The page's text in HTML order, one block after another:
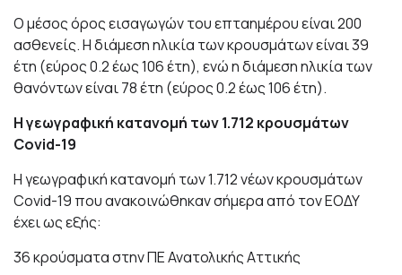
Ο μέσος όρος εισαγωγών του επταημέρου είναι 200
ασθενείς. Η διάμεση ηλικία των κρουσμάτων είναι 39
έτη (εύρος 0.2 έως 106 έτη), ενώ η διάμεση ηλικία των
θανόντων είναι 78 έτη (εύρος 0.2 έως 106 έτη).
Η γεωγραφική κατανομή των 1.712 κρουσμάτων
Covid-19
Η γεωγραφική κατανομή των 1.712 νέων κρουσμάτων
Covid-19 που ανακοινώθηκαν σήμερα από τον ΕΟΔΥ
έχει ως εξής:
36 κρούσματα στην ΠΕ Ανατολικής Αττικής